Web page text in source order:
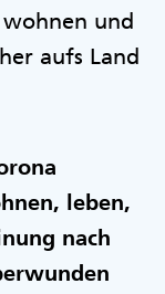
und
aufs Land
leben,
nach